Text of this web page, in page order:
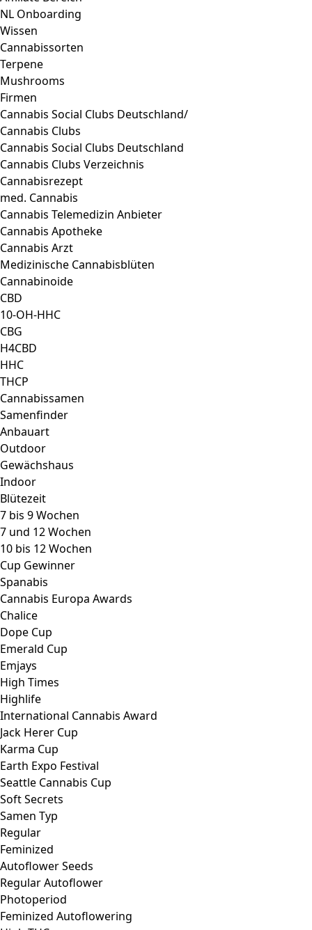
10-OH-HHC
CBG
H4CBD
HHC
THCP
Cannabissamen
Samenfinder
Anbauart
Outdoor
Gewächshaus
Indoor
Blütezeit
7 bis 9 Wochen
7 und 12 Wochen
10 bis 12 Wochen
Cup Gewinner
Spanabis
Cannabis Europa Awards
Chalice
Dope Cup
Emerald Cup
Emjays
High Times
Highlife
International Cannabis Award
Jack Herer Cup
Karma Cup
Earth Expo Festival
Seattle Cannabis Cup
Soft Secrets
Samen Typ
Regular
Feminized
Autoflower Seeds
Regular Autoflower
Photoperiod
Feminized Autoflowering
High THC
Low THC
High CBD
Pure Indica
Indica
Pure Sativa
Sativa
Purple
HOT NEW
MIX
THC Gehalt
1 -10 %
11 – 20 %
über 20 %
Top 10
Top 10 USA
Top 10 Autos
Top 10 Regular